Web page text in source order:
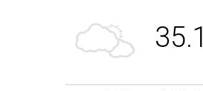
35.1